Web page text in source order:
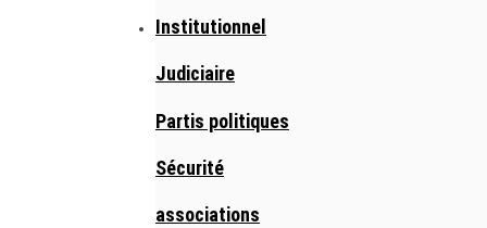
Institutionnel
Judiciaire
Partis politiques
Sécurité
associations